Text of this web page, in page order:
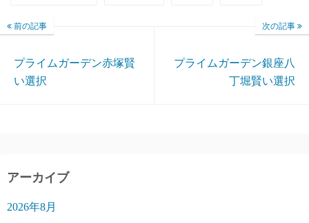
前の記事
プライムガーデン赤塚賢
い選択
次の記事
プライムガーデン銀座八
丁堀賢い選択
アーカイブ
2026年8月